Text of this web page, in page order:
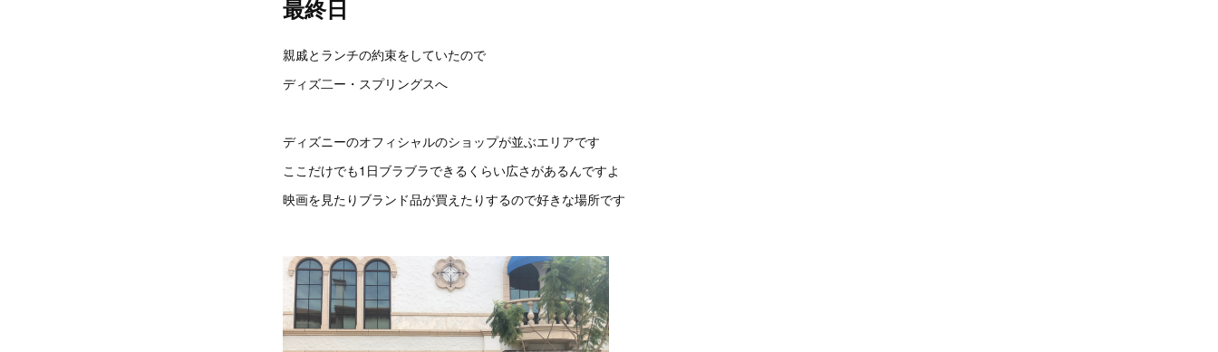
最終日
親戚とランチの約束をしていたので
ディズ二ー・スプリングスへ
ディズニーのオフィシャルのショップが並ぶエリアです
ここだけでも1日ブラブラできるくらい広さがあるんですよ
映画を見たりブランド品が買えたりするので好きな場所です